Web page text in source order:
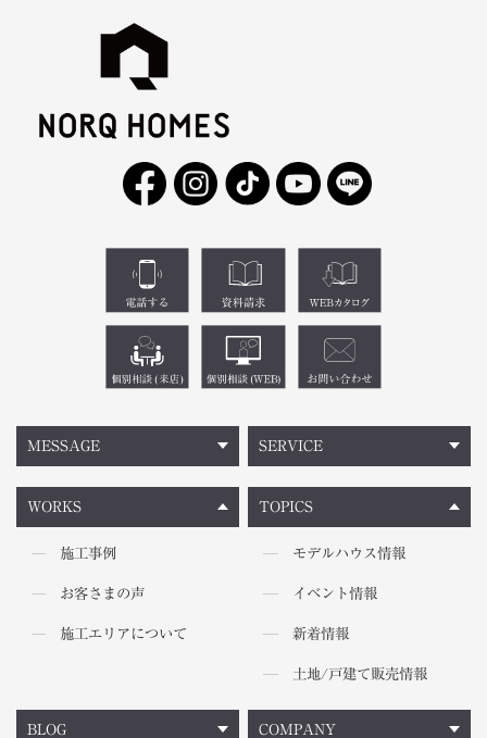
MESSAGE
WORKS
施工事例
お客さまの声
施工エリアについて
TOPICS
モデルハウス情報
イベント情報
新着情報
土地/戸建て販売情報
SERVICE
BLOG COMPANY